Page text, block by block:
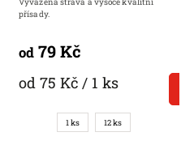
od 79 Kč
od 75 Kč / 1 ks
přísady.
1 ks 12 ks